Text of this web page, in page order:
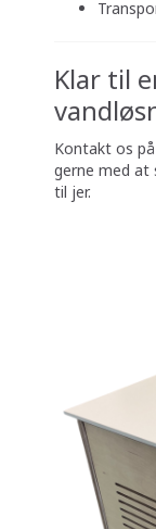
Klar til
Kontakt os på
gerne med at
til jer.